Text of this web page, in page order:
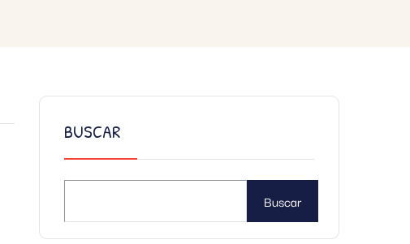
BUSCAR
Buscar